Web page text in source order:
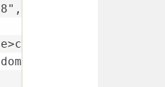
"#FFFFFF");